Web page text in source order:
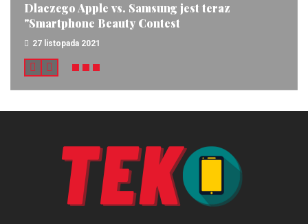
Dlaczego Apple vs. Samsung jest teraz
"Smartphone Beauty Contest
27 listopada 2021